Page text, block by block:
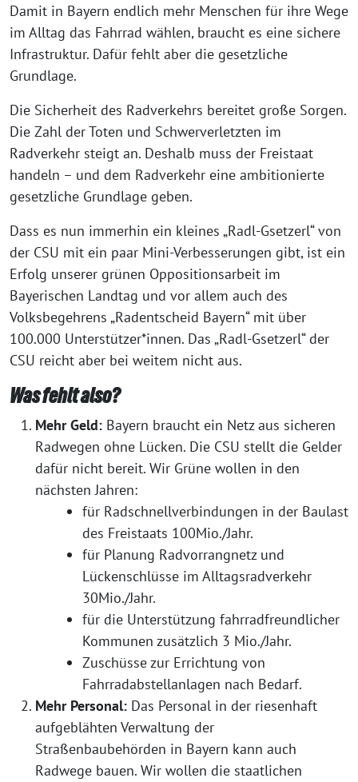
Damit in Bayern endlich mehr Menschen für ihre Wege
im Alltag das Fahrrad wählen, braucht es eine sichere
Infrastruktur. Dafür fehlt aber die gesetzliche
Grundlage.
Die Sicherheit des Radverkehrs bereitet große Sorgen.
Die Zahl der Toten und Schwerverletzten im
Radverkehr steigt an. Deshalb muss der Freistaat
handeln – und dem Radverkehr eine ambitionierte
gesetzliche Grundlage geben.
Dass es nun immerhin ein kleines „Radl-Gsetzerl“ von
der CSU mit ein paar Mini-Verbesserungen gibt, ist ein
Erfolg unserer grünen Oppositionsarbeit im
Bayerischen Landtag und vor allem auch des
Volksbegehrens „Radentscheid Bayern“ mit über
100.000 Unterstützer*innen. Das „Radl-Gsetzerl“ der
CSU reicht aber bei weitem nicht aus.
Was fehlt also?
Mehr Geld: Bayern braucht ein Netz aus sicheren
Radwegen ohne Lücken. Die CSU stellt die Gelder
dafür nicht bereit. Wir Grüne wollen in den
nächsten Jahren:
für Radschnellverbindungen in der Baulast
des Freistaats 100Mio./Jahr.
für Planung Radvorrangnetz und
Lückenschlüsse im Alltagsradverkehr
30Mio./Jahr.
für die Unterstützung fahrradfreundlicher
Kommunen zusätzlich 3 Mio./Jahr.
Zuschüsse zur Errichtung von
Fahrradabstellanlagen nach Bedarf.
Mehr Personal: Das Personal in der riesenhaft
aufgeblähten Verwaltung der
Straßenbaubehörden in Bayern kann auch
Radwege bauen. Wir wollen die staatlichen